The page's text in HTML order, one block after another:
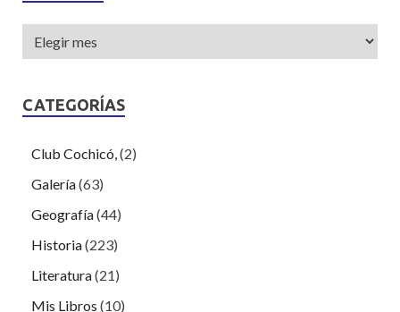
CATEGORÍAS
Club Cochicó, (2)
Galería(63)
Geografía(44)
Historia(223)
Literatura(21)
Mis Libros (10)